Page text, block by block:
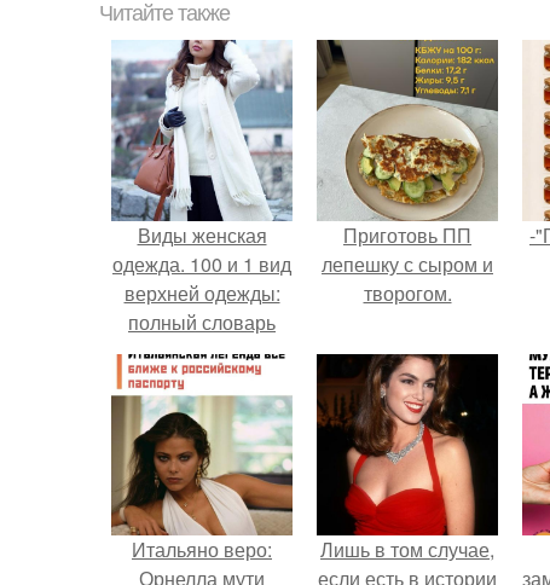
Читайте также
Виды женская
одежда. 100 и 1 вид
верхней одежды:
полный словарь
видов пальто,
курток и прочего
Приготовь ПП
лепешку с сыром и
творогом.
-
Итальяно веро:
Орнелла мути
Лишь в том случае,
если есть в истории